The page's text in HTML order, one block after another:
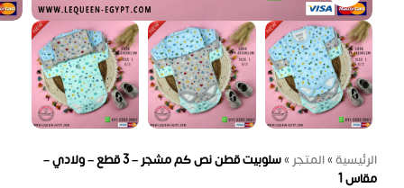
الرئيسية»المتجر »
سلوبيت قطن نص كم مشجر – 3 قطع – ولادي –
مقاس 1